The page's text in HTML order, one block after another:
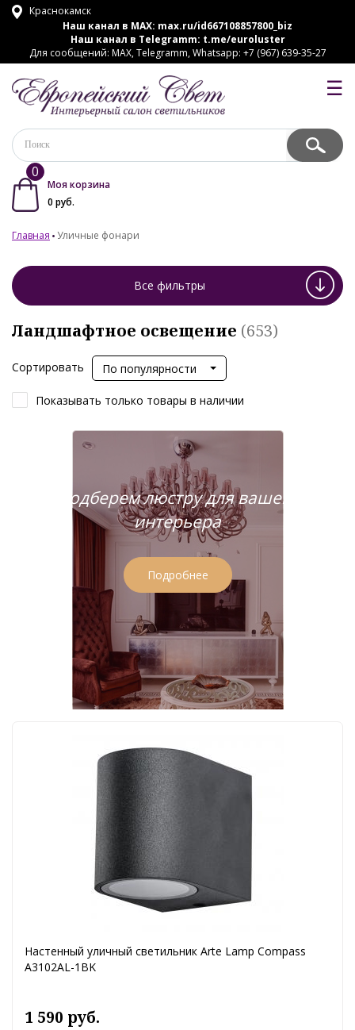
Краснокамск
Наш канал в MAX: max.ru/id667108857800_biz
Наш канал в Telegramm: t.me/euroluster
Для сообщений: MAX, Telegramm, Whatsapp: +7 (967) 639-35-27
☰
0
Моя корзина
0 руб.
Главная Уличные фонари
Все фильтры
Ландшафтное освещение (653)
Сортировать По популярности
Показывать только товары в наличии
Подберем люстру для вашего
интерьера
Подробнее
Настенный уличный светильник Arte Lamp Compass
A3102AL-1BK
1 590 руб.